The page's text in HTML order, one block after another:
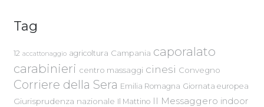
Tag
12 accattonaggio agricoltura Campania caporalato
carabinieri centro massaggi cinesi Convegno
Corriere della Sera Emilia Romagna Giornata europea
Giurisprudenza nazionale Il Mattino Il Messaggero indoor